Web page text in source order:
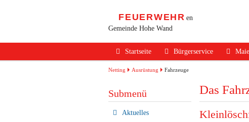
FEUERWEHR en
Gemeinde Hohe Wand
überspringen
Startseite Bürgerservice
Alarmierung / Notruf
Verhalten im Brandfall
Netting Ausrüstung Fahrzeuge
Das
Submenü
Navigation
Aktuelles